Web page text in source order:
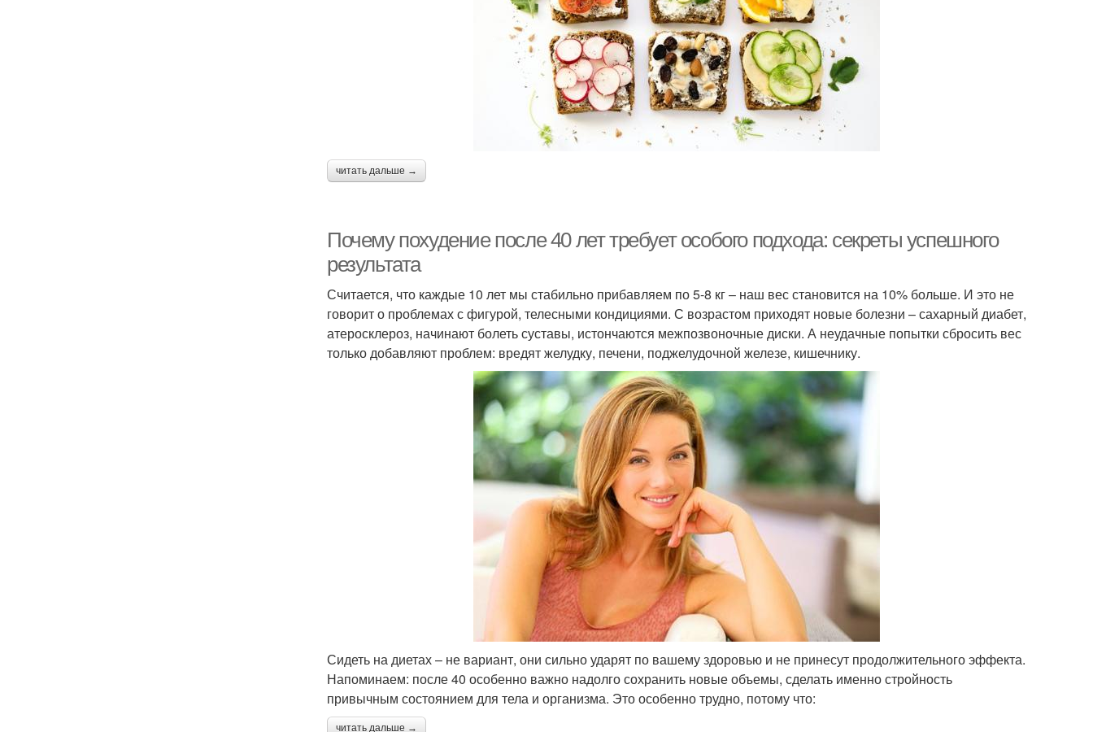
читать дальше →
Почему похудение после 40 лет требует особого подхода: секреты успешного
результатa
Считается, что каждые 10 лет мы стабильно прибавляем по 5-8 кг – наш вес становится на 10% больше. И это не
говорит о проблемах с фигурой, телесными кондициями. С возрастом приходят новые болезни – сахарный диабет,
атеросклероз, начинают болеть суставы, истончаются межпозвоночные диски. А неудачные попытки сбросить вес
только добавляют проблем: вредят желудку, печени, поджелудочной железе, кишечнику.
Сидеть на диетах – не вариант, они сильно ударят по вашему здоровью и не принесут продолжительного эффекта.
Напоминаем: после 40 особенно важно надолго сохранить новые объемы, сделать именно стройность
привычным состоянием для тела и организма. Это особенно трудно, потому что:
читать дальше →